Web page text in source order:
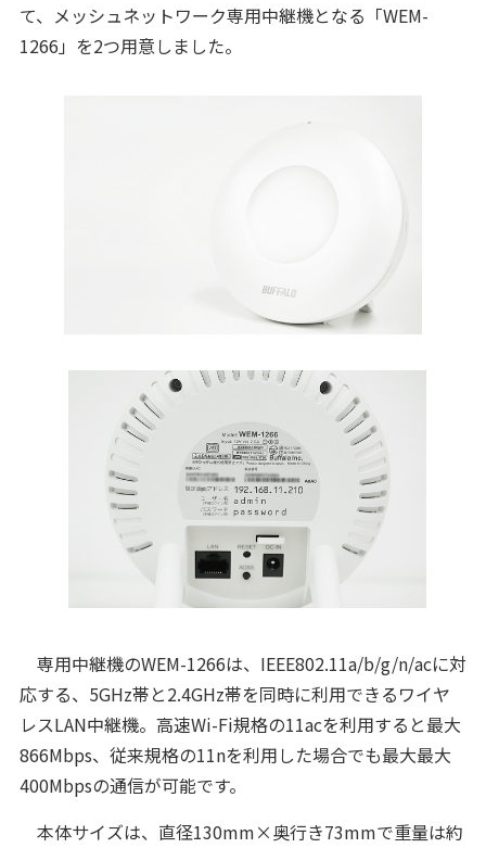
て、メッシュネットワーク専用中継機となる「WEM-
1266」を2つ用意しました。
専用中継機のWEM-1266は、IEEE802.11a/b/g/n/acに対
応する、5GHz帯と2.4GHz帯を同時に利用できるワイヤ
レスLAN中継機。高速Wi-Fi規格の11acを利用すると最大
866Mbps、従来規格の11nを利用した場合でも最大最大
400Mbpsの通信が可能です。
本体サイズは、直径130mm×奥行き73mmで重量は約